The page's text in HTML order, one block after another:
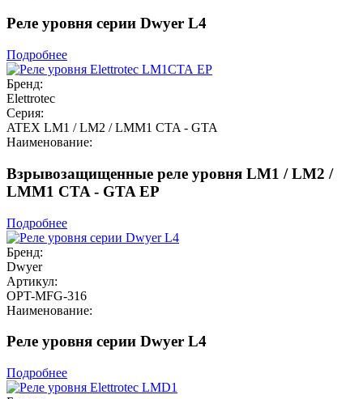
Реле уровня серии Dwyer L4
Подробнее
Бренд:
Elettrotec
Серия:
ATEX LM1 / LM2 / LMM1 CTA - GTA
Наименование:
Взрывозащищенные реле уровня LM1 / LM2 /
LMM1 CTA - GTA EP
Подробнее
Бренд:
Dwyer
Артикул:
OPT-MFG-316
Наименование:
Реле уровня серии Dwyer L4
Подробнее